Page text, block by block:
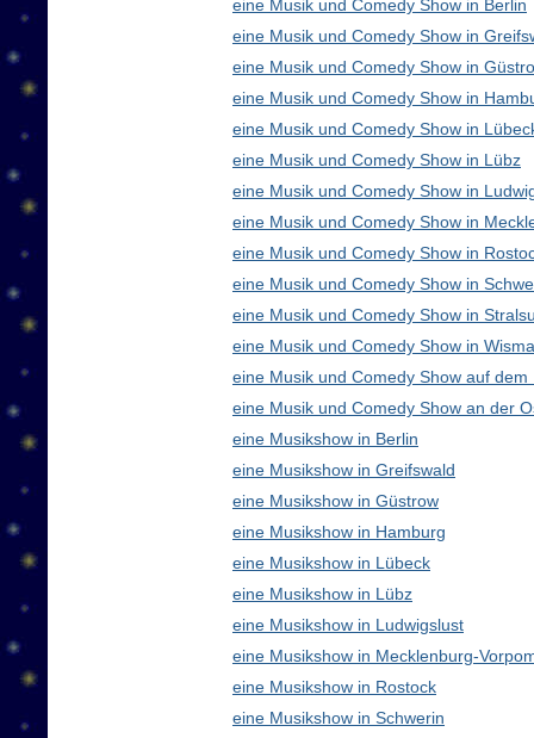
eine Musik und Comedy Show in Berlin
eine Musik und Comedy Show in
eine Musik und Comedy Show in
eine Musik und Comedy Show in
eine Musik und Comedy Show in
eine Musik und Comedy Show in Lübz
eine Musik und Comedy Show in
eine Musik und Comedy Show in
eine Musik und Comedy Show in
eine Musik und Comedy Show in
eine Musik und Comedy Show in
eine Musik und Comedy Show in
eine Musik und Comedy Show auf dem
eine Musik und Comedy Show an der
eine Musikshow in Berlin
eine Musikshow in Greifswald
eine Musikshow in Güstrow
eine Musikshow in Hamburg
eine Musikshow in Lübeck
eine Musikshow in Lübz
eine Musikshow in Ludwigslust
eine Musikshow in Mecklenburg-
eine Musikshow in Rostock
eine Musikshow in Schwerin